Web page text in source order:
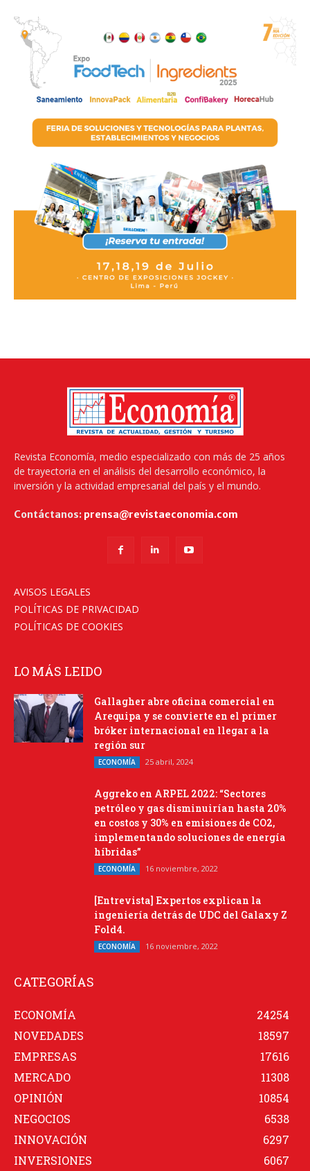
Revista Economía, medio especializado con más de 25 años
de trayectoria en el análisis del desarrollo económico, la
inversión y la actividad empresarial del país y el mundo.
Contáctanos: prensa@revistaeconomia.com
AVISOS LEGALES
POLÍTICAS DE PRIVACIDAD
POLÍTICAS DE COOKIES
LO MÁS LEIDO
Gallagher abre oficina comercial en
Arequipa y se convierte en el primer
bróker internacional en llegar a la
región sur
ECONOMÍA 25 abril, 2024
Aggreko en ARPEL 2022: “Sectores
petróleo y gas disminuirían hasta 20%
en costos y 30% en emisiones de CO2,
implementando soluciones de energía
híbridas”
ECONOMÍA 16 noviembre, 2022
[Entrevista] Expertos explican la
ingeniería detrás de UDC del Galaxy Z
Fold4.
ECONOMÍA 16 noviembre, 2022
CATEGORÍAS
ECONOMÍA
24254
NOVEDADES
18597
EMPRESAS
17616
MERCADO
11308
OPINIÓN
10854
NEGOCIOS
6538
INNOVACIÓN
6297
INVERSIONES
6067